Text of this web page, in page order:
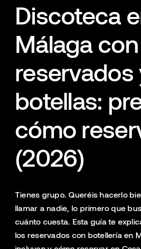
Discoteca
Málaga con
reservados
botellas:
cómo
(2026)
Tienes grupo. Queréis hacerlo
llamar a nadie, lo primero que
cuánto cuesta. Esta guía te
los reservados con botellería en